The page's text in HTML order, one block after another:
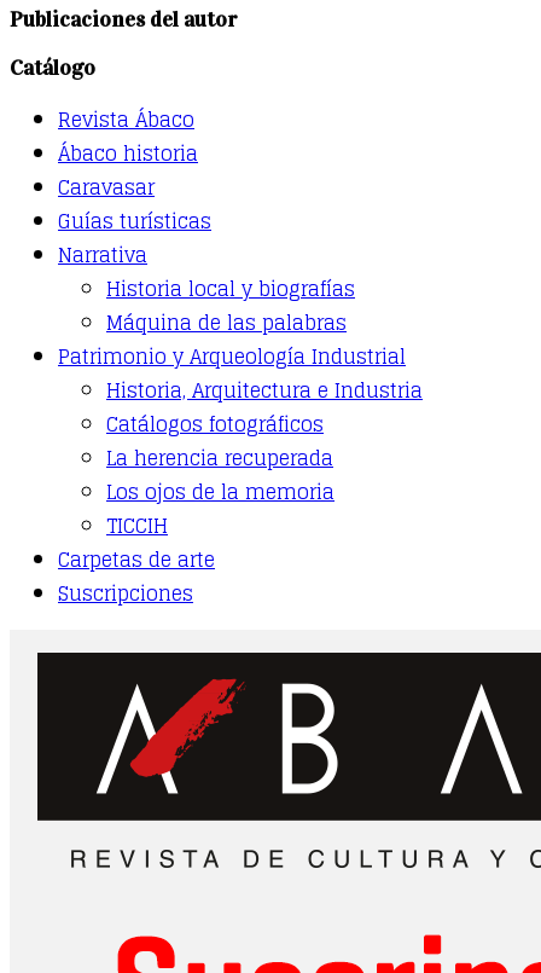
Publicaciones del autor
Catálogo
Revista Ábaco
Ábaco historia
Caravasar
Guías turísticas
Narrativa
Historia local y biografías
Máquina de las palabras
Patrimonio y Arqueología Industrial
Historia, Arquitectura e Industria
Catálogos fotográficos
La herencia recuperada
Los ojos de la memoria
TICCIH
Carpetas de arte
Suscripciones